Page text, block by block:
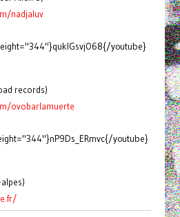
nadjaluv
youtube}
records)
ovobarlamuerte
youtube}
alpes)